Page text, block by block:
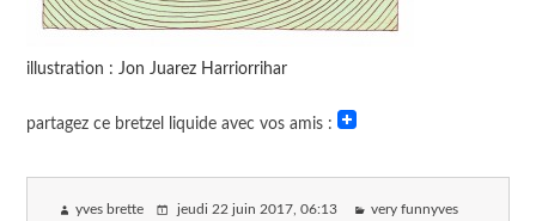
illustration : Jon Juarez Harriorrihar
partagez ce bretzel liquide avec vos amis :
yves brette jeudi 22 juin 2017, 06:13 very funnyves